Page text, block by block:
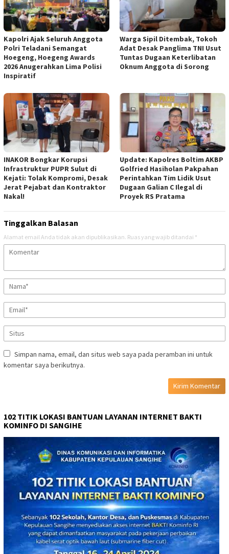
Kapolri Ajak Seluruh Anggota
Polri Teladani Semangat
Hoegeng, Hoegeng Awards
2026 Anugerahkan Lima Polisi
Inspiratif
Warga Sipil Ditembak, Tokoh
Adat Desak Panglima TNI Usut
Tuntas Dugaan Keterlibatan
Oknum Anggota di Sorong
INAKOR Bongkar Korupsi
Infrastruktur PUPR Sulut di
Kejati: Tolak Kompromi, Desak
Jerat Pejabat dan Kontraktor
Nakal!
Update: Kapolres Boltim AKBP
Golfried Hasiholan Pakpahan
Perintahkan Tim Lidik Usut
Dugaan Galian C Ilegal di
Proyek RS Pratama
Tinggalkan Balasan
Alamat email Anda tidak akan dipublikasikan. Ruas yang wajib ditandai *
Simpan nama, email, dan situs web saya pada peramban ini untuk
komentar saya berikutnya.
102 TITIK LOKASI BANTUAN LAYANAN INTERNET BAKTI
KOMINFO DI SANGIHE